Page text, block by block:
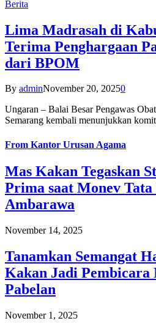
Berita
Lima Madrasah di
Terima Penghargaan
dari BPOM
By adminNovember 20, 20250
Ungaran – Balai Besar Pengawas
Semarang kembali menunjukkan
From Kantor Urusan Agama
Mas Kakan Tegaskan
Prima saat Monev
Ambarawa
November 14, 2025
Tanamkan Semangat
Kakan Jadi Pembicara
Pabelan
November 1, 2025